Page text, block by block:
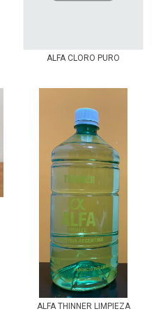
ALFA CLORO PURO
ALFA THINNER LIMPIEZA